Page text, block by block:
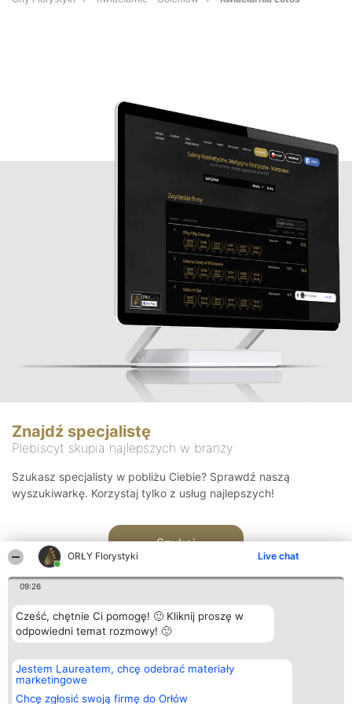
ORŁY Florystyki Live chat
09:26
Cześć, chętnie Ci pomogę! 🙂 Kliknij proszę w
odpowiedni temat rozmowy! 🙂
Jestem Laureatem, chcę odebrać materiały
marketingowe
Chcę zgłosić swoją firmę do Orłów
Znajdź specjalistę
Plebiscyt skupia najlepszych w branży
Szukasz specjalisty w pobliżu Ciebie? Sprawdź naszą
wyszukiwarkę. Korzystaj tylko z usług najlepszych!
Szukaj
Organizator plebiscytu
Bright Side Solutions sp. z o.
o. sp. k.
ul. Ruska 22
Plebiscyt
Laureaci
wszystkich
Kontakt
Kontakt